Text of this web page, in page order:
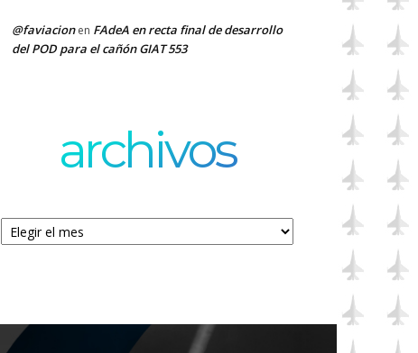
@faviacionen FAdeA en recta final de desarrollo
del POD para el cañón GIAT 553
archivos
Archivos